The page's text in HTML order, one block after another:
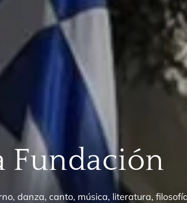
Fundación
danza, canto, música, literatura,